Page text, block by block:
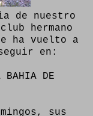
de nuestro
hermano
ha vuelto a
en:
BAHIA DE
sus